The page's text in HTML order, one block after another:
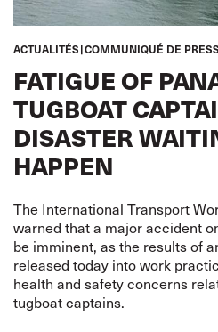
ACTUALITÉS COMMUNIQUÉ DE
FATIGUE OF
TUGBOAT
DISASTER
HAPPEN
The International Transport
warned that a major accident
be imminent, as the results of
released today into work
health and safety concerns
tugboat captains.